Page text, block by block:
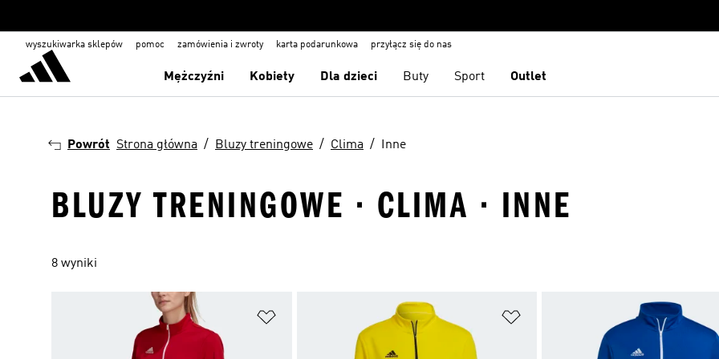
wyszukiwarka sklepów pomoc zamówienia i zwroty karta podarunkowa przyłącz się do nas
Mężczyźni Kobiety Dla dzieci Buty Sport Outlet
Powrót Strona główna Bluzy treningowe Clima Inne
BLUZY TRENINGOWE · CLIMA · INNE
8 wyniki
Dodaj do listy życzeń Dodaj do listy życzeń